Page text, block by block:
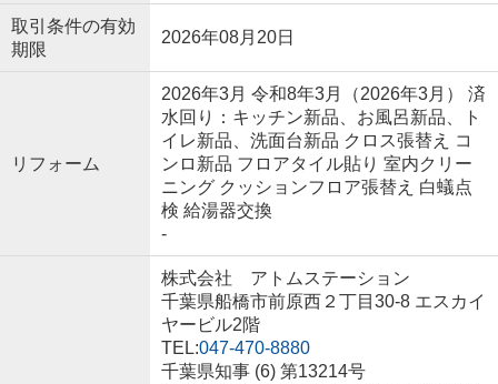
取引条件の有効
期限
2026年08月20日
リフォーム
2026年3月 令和8年3月（2026年3月） 済
水回り：キッチン新品、お風呂新品、ト
イレ新品、洗面台新品 クロス張替え コ
ンロ新品 フロアタイル貼り 室内クリー
ニング クッションフロア張替え 白蟻点
検 給湯器交換
-
株式会社 アトムステーション
千葉県船橋市前原西２丁目30-8 エスカイ
ヤービル2階
TEL:047-470-8880
千葉県知事 (6) 第13214号